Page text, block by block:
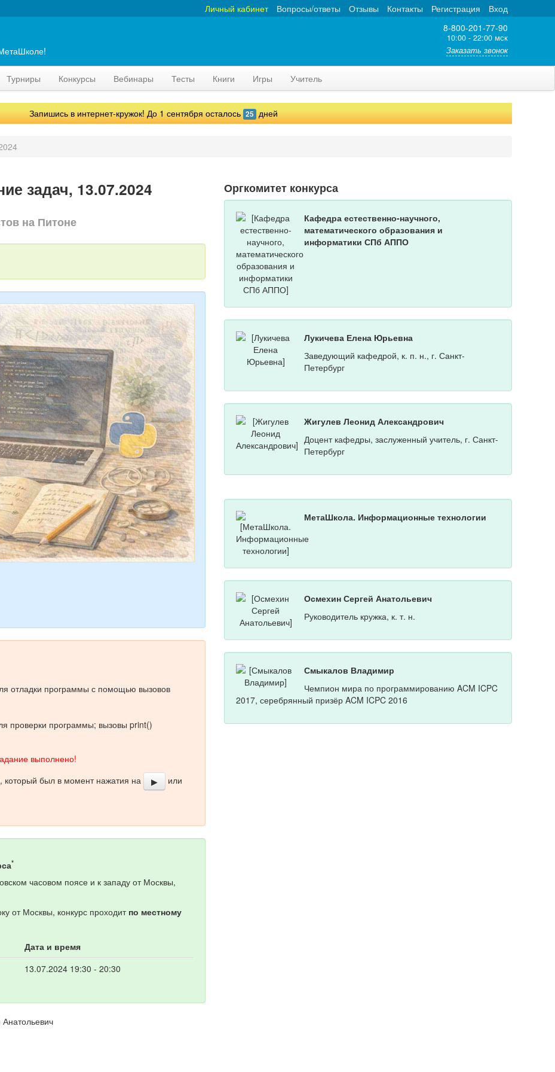
Вход
Регистрация
Контакты
Отзывы
Вопросы/ответы
Личный кабинет
8-800-201-77-90
10:00 - 22:00 мск
Заказать звонок
Турниры Конкурсы Вебинары Тесты Книги Игры Учитель
Запишись в интернет-кружок! До 1 сентября осталось 25 дней
задач, 13.07.2024
на Питоне
отладки программы с помощью вызовов
проверки программы; вызовы print()
выполнено!
который был в момент нажатия на
▶
или
*
часовом поясе и к западу от Москвы,
от Москвы, конкурс проходит по местному
Дата и время
13.07.2024 19:30 - 20:30
Оргкомитет конкурса
Кафедра естественно-научного,
математического образования и
информатики СПб АППО
Лукичева Елена Юрьевна
Заведующий кафедрой, к. п. н., г. Санкт-
Петербург
Жигулев Леонид Александрович
Доцент кафедры, заслуженный учитель, г. Санкт-
Петербург
МетаШкола. Информационные технологии
Осмехин Сергей Анатольевич
Руководитель кружка, к. т. н.
Смыкалов Владимир
Чемпион мира по программированию ACM ICPC
2017, серебрянный призёр ACM ICPC 2016